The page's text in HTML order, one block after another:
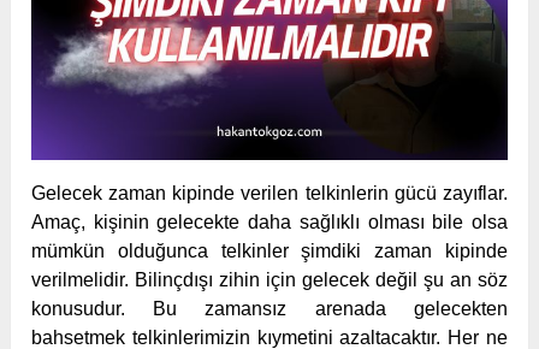
Gelecek zaman kipinde verilen telkinlerin gücü zayıflar.
Amaç, kişinin gelecekte daha sağlıklı olması bile olsa
mümkün olduğunca telkinler şimdiki zaman kipinde
verilmelidir. Bilinçdışı zihin için gelecek değil şu an söz
konusudur. Bu zamansız arenada gelecekten
bahsetmek telkinlerimizin kıymetini azaltacaktır. Her ne